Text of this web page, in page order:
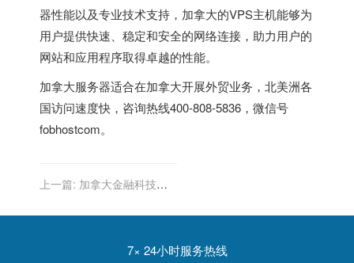
器性能以及专业技术支持，加拿大的VPS主机能够为
用户提供快速、稳定和安全的网络连接，助力用户的
网站和应用程序取得卓越的性能。
加拿大服务器适合在加拿大开展外贸业务，北美洲各
国访问速度快，咨询热线400-808-5836，微信号
fobhostcom。
上一篇: 加拿大金融科技的
的巅峰
7× 24小时服务热线